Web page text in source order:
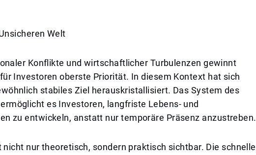
Welt
Konflikte und wirtschaftlicher Turbulenzen gewinnt
Investoren oberste Priorität. In diesem Kontext hat sich
stabiles Ziel herauskristallisiert. Das System des
es Investoren, langfriste Lebens- und
zu entwickeln, anstatt nur temporäre Präsenz anzustreben.
nur theoretisch, sondern praktisch sichtbar. Die schnelle